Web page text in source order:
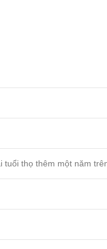
tuổi thọ thêm một năm